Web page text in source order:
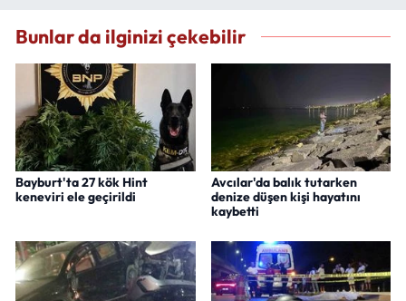
Bunlar da ilginizi çekebilir
Bayburt'ta 27 kök Hint
keneviri ele geçirildi
Avcılar'da balık tutarken
denize düşen kişi hayatını
kaybetti